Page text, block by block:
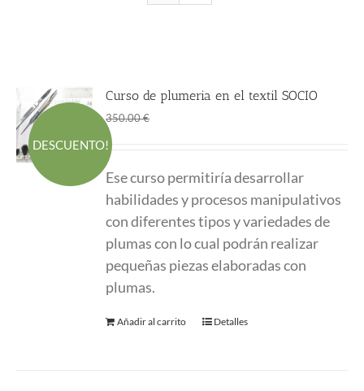
DESCUENTO!
Curso de plumeria en el textil SOCIO
350.00€
era:
350.00 €.
es:
195.00 €.
Ese curso permitiría desarrollar
habilidades y procesos manipulativos
con diferentes tipos y variedades de
plumas con lo cual podrán realizar
pequeñas piezas elaboradas con
plumas.
Añadir al carrito Detalles